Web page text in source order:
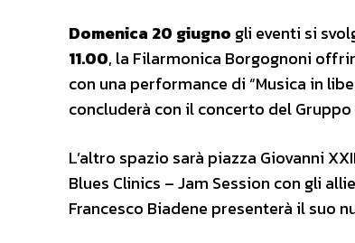
Domenica 20 giugno gli eventi si
11.00, la Filarmonica Borgognoni
con una performance di “Musica in
concluderà con il concerto del
L’altro spazio sarà piazza Giovanni
Blues Clinics – Jam Session con gli
Francesco Biadene presenterà il suo